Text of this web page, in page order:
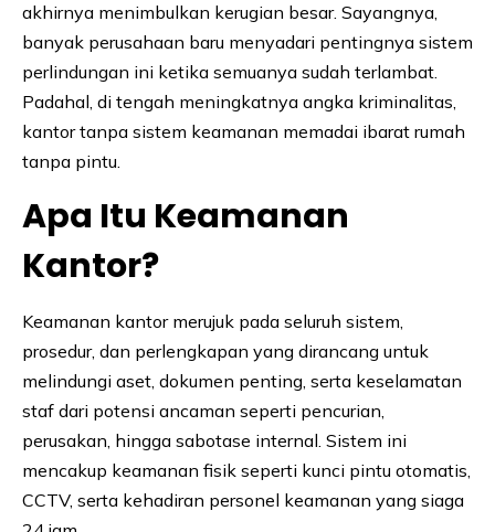
akhirnya menimbulkan kerugian besar. Sayangnya,
banyak perusahaan baru menyadari pentingnya sistem
perlindungan ini ketika semuanya sudah terlambat.
Padahal, di tengah meningkatnya angka kriminalitas,
kantor tanpa sistem keamanan memadai ibarat rumah
tanpa pintu.
Apa Itu Keamanan
Kantor?
Keamanan kantor merujuk pada seluruh sistem,
prosedur, dan perlengkapan yang dirancang untuk
melindungi aset, dokumen penting, serta keselamatan
staf dari potensi ancaman seperti pencurian,
perusakan, hingga sabotase internal. Sistem ini
mencakup keamanan fisik seperti kunci pintu otomatis,
CCTV, serta kehadiran personel keamanan yang siaga